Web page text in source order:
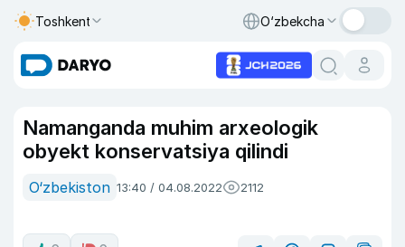
Toshkent O‘zbekcha
Namanganda muhim arxeologik
obyekt konservatsiya qilindi
O‘zbekiston 13:40 / 04.08.2022 2112